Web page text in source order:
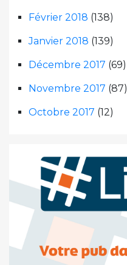
Février 2018 (138)
Janvier 2018 (139)
Décembre 2017 (69)
Novembre 2017 (87)
Octobre 2017 (12)